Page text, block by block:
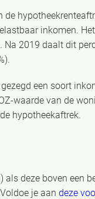
inkomen.
2019 daalt dit
een soort
waarde van de
hypotheekaftrek.
deze boven een
je aan deze